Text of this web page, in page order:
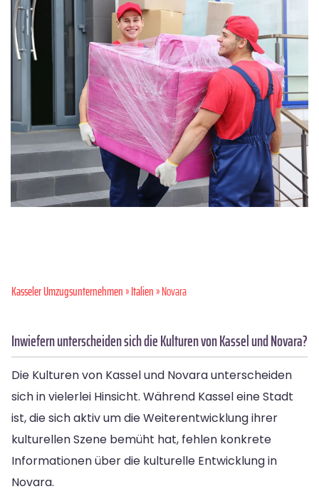
Kasseler Umzugsunternehmen»Italien» Novara
Inwiefern unterscheiden sich die Kulturen von Kassel und Novara?
Die Kulturen von Kassel und Novara unterscheiden
sich in vielerlei Hinsicht. Während Kassel eine Stadt
ist, die sich aktiv um die Weiterentwicklung ihrer
kulturellen Szene bemüht hat, fehlen konkrete
Informationen über die kulturelle Entwicklung in
Novara.